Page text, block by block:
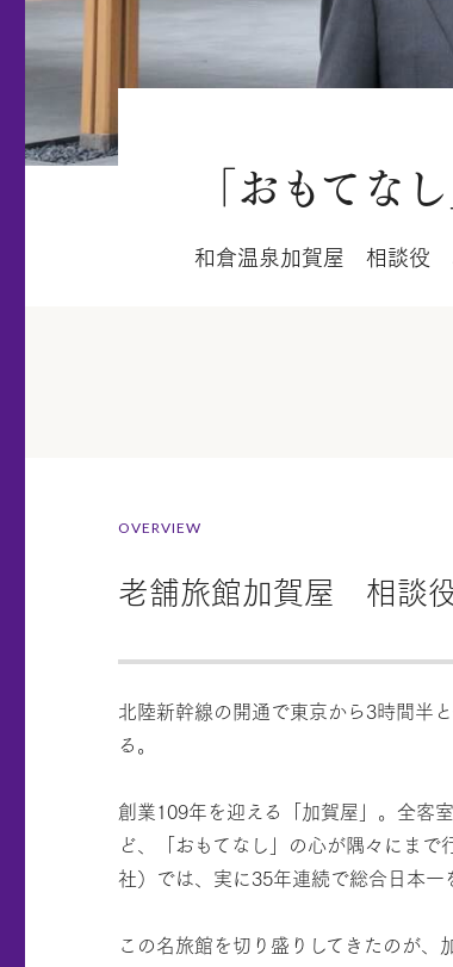
「おもてな
和倉温泉加賀屋 相談役
OVERVIEW
老舗旅館加賀屋 相談
北陸新幹線の開通で東京から3時間半
る。
創業109年を迎える「加賀屋」。全客
ど、「おもてなし」の心が隅々にま
社）では、実に35年連続で総合日本一
この名旅館を切り盛りしてきたのが